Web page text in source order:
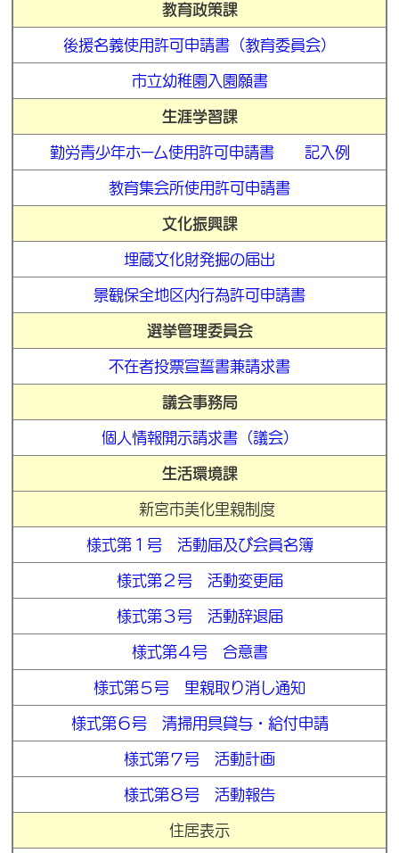
教育政策課
後援名義使用許可申請書（教育委員会）
市立幼稚園入園願書
生涯学習課
勤労青少年ホーム使用許可申請書 記入例
教育集会所使用許可申請書
文化振興課
埋蔵文化財発掘の届出
景観保全地区内行為許可申請書
選挙管理委員会
不在者投票宣誓書兼請求書
議会事務局
個人情報開示請求書（議会）
生活環境課
新宮市美化里親制度
様式第１号 活動届及び会員名簿
様式第２号 活動変更届
様式第３号 活動辞退届
様式第４号 合意書
様式第５号 里親取り消し通知
様式第６号 清掃用具貸与・給付申請
様式第７号 活動計画
様式第８号 活動報告
住居表示